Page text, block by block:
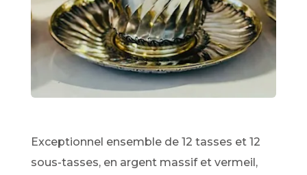
Exceptionnel ensemble de 12 tasses et 12
sous-tasses, en argent massif et vermeil,